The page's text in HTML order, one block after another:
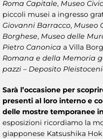
Roma Capitale, Museo
piccoli musei a ingresso
Giovanni Barracco, Museo
Borghese, Museo delle
Pietro Canonica a Villa
Romana e della Memoria
pazzi – Deposito
Sarà l’occasione per
presenti al loro interno e
delle mostre temporanee
esposizioni ricordiamo la
giapponese Katsushika